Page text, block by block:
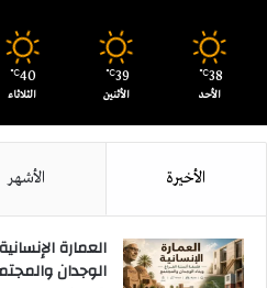
38
℃
الأحد
39
℃
الأثنين
40
℃
الثلاثاء
الأخيرة الأشهر
العمارة
الوجدان